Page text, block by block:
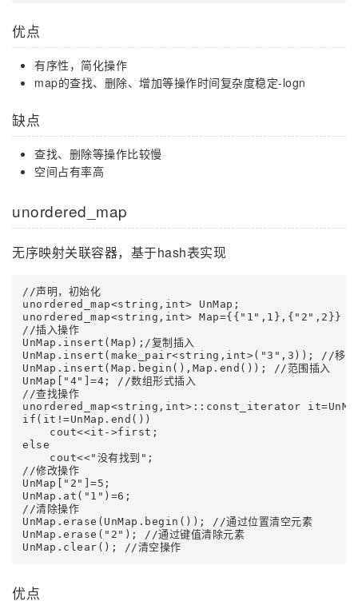
优点
有序性，简化操作
map的查找、删除、增加等操作时间复杂度稳定-logn
缺点
查找、删除等操作比较慢
空间占有率高
unordered_map
无序映射关联容器，基于hash表实现
//声明，初始化
unordered_map<string,int> UnMap;
unordered_map<string,int> Map={{"1",1},{"2",2}}
//插入操作
UnMap.insert(Map);/复制插入
UnMap.insert(make_pair<string,int>("3",3)); //移动
UnMap.insert(Map.begin(),Map.end()); //范围插入
UnMap["4"]=4; //数组形式插入
//查找操作
unordered_map<string,int>::const_iterator
if(it!=UnMap.end())
    cout<<it->first;
else
    cout<<"没有找到";
//修改操作
UnMap["2"]=5;
UnMap.at("1")=6;
//清除操作
UnMap.erase(UnMap.begin()); //通过位置清空元素
UnMap.erase("2"); //通过键值清除元素
优点